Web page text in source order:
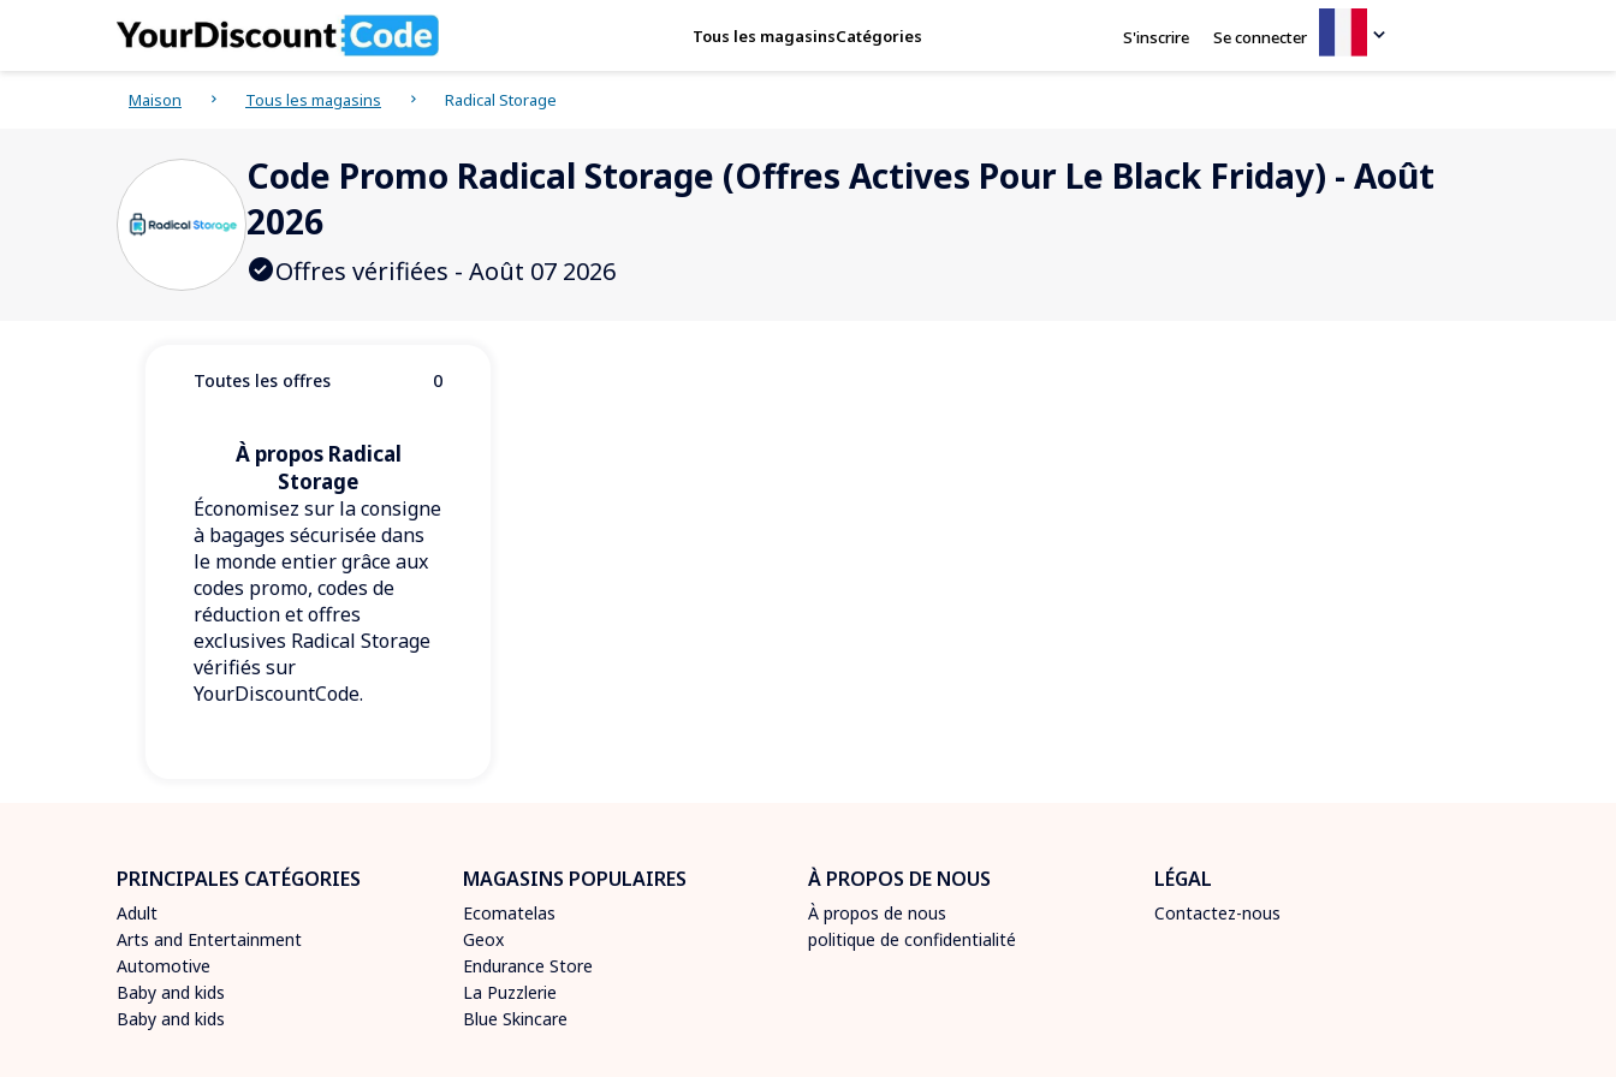
Tous les magasinsCatégories S'inscrire Se connecter
Maison Tous les magasins Radical Storage
Code Promo Radical Storage (Offres Actives Pour Le Black Friday) - Août
2026
Offres vérifiées - Août 07 2026
Toutes les offres 0
À propos Radical
Storage
Économisez sur la consigne
à bagages sécurisée dans
le monde entier grâce aux
codes promo, codes de
réduction et offres
exclusives Radical Storage
vérifiés sur
YourDiscountCode.
PRINCIPALES CATÉGORIES
Adult
Arts and Entertainment
Automotive
Baby and kids
Baby and kids
MAGASINS POPULAIRES
Ecomatelas
Geox
Endurance Store
La Puzzlerie
Blue Skincare
À PROPOS DE NOUS
À propos de nous
politique de confidentialité
LÉGAL
Contactez-nous